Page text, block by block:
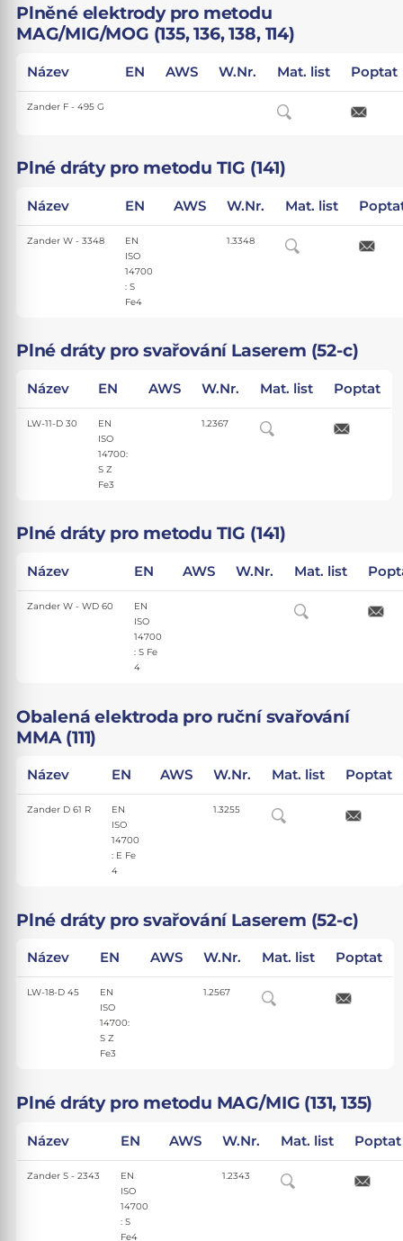
Plněné elektrody pro metodu
MAG/MIG/MOG (135, 136, 138, 114)
Název EN AWS W.Nr. Mat. list Poptat
Zander F - 495 G
Plné dráty pro metodu TIG (141)
Název EN AWS W.Nr. Mat. list
Zander W - 3348
EN
ISO
14700
: S
Fe4
1.3348
Plné dráty pro svařování Laserem (52-c)
Název EN AWS W.Nr. Mat. list Poptat
LW-11-D 30
EN
ISO
14700:
S Z
Fe3
1.2367
Plné dráty pro metodu TIG (141)
Název EN AWS W.Nr. Mat. list
Zander W - WD 60
EN
ISO
14700
: S Fe
4
Obalená elektroda pro ruční svařování
MMA (111)
Název EN AWS W.Nr. Mat. list Poptat
Zander D 61 R
EN
ISO
14700
: E Fe
4
1.3255
Plné dráty pro svařování Laserem (52-c)
Název EN AWS W.Nr. Mat. list Poptat
LW-18-D 45
EN
ISO
14700:
S Z
Fe3
1.2567
Plné dráty pro metodu MAG/MIG (131, 135)
Název EN AWS W.Nr. Mat. list Poptat
Zander S - 2343
EN
ISO
14700
: S
Fe4
1.2343